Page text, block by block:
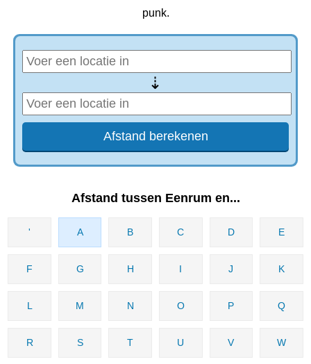
punk.
⇢
Afstand tussen Eenrum en...
' A B C D E
F G H I J K
L M N O P Q
R S T U V W